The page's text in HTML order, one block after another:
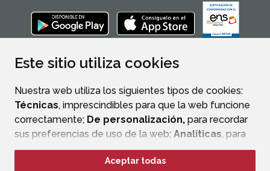
Este sitio utiliza cookies
Nuestra web utiliza los siguientes tipos de cookies:
Técnicas, imprescindibles para que la web funcione
correctamente; De personalización, para recordar
sus preferencias de uso de la web; Analíticas, para
mejorar el funcionamiento de la web y sus servicios.
Aceptar todas